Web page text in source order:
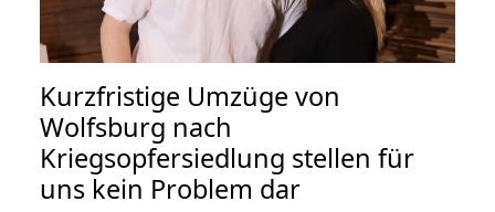
Kurzfristige Umzüge von
Wolfsburg nach
Kriegsopfersiedlung stellen für
uns kein Problem dar